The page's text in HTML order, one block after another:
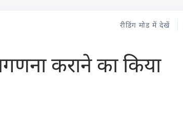
रीडिंग मोड में देखें
कराने का किया